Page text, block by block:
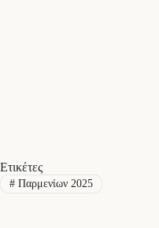
Ετικέτες
#Παρμενίων 2025